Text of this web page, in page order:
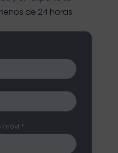
de 24 horas.
móvil*